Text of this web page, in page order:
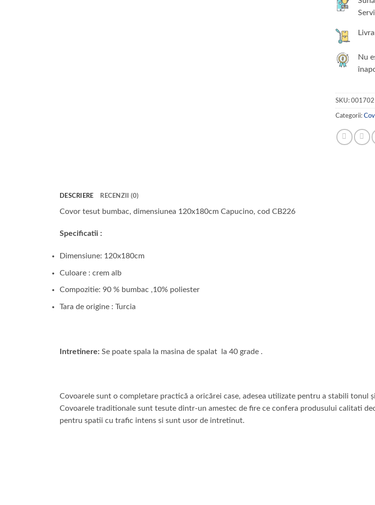
Nu
SKU: 001702
Categorii:
DESCRIERE RECENZII (0)
Covor tesut bumbac, dimensiunea 120x180cm Capucino, cod CB226
Specificatii :
Dimensiune: 120x180cm
Culoare : crem alb
Compozitie: 90 % bumbac ,10% poliester
Tara de origine : Turcia
Intretinere: Se poate spala la masina de spalat la 40 grade .
Covoarele sunt o completare practică a oricărei case, adesea utilizate pentru a stabili tonul
Covoarele traditionale sunt tesute dintr-un amestec de fire ce confera produsului calitati
pentru spatii cu trafic intens si sunt usor de intretinut.